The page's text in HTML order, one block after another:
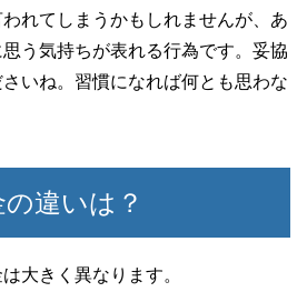
われてしまうかもしれませんが、あ
う気持ちが表れる行為です。妥協
いね。習慣になれば何とも思わな
違いは？
大きく異なります。